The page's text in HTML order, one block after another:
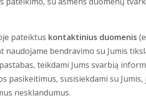
pateiktus kontaktinius duomenis
naudojame bendravimo su Jumis
teikdami Jums svarbią
pasikeitimus, susisiekdami su
nesklandumus.